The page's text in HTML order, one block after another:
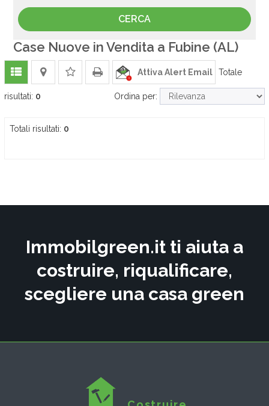
Case Nuove in Vendita a Fubine (AL)
Attiva Alert Email Totale
risultati: 0 Ordina per:
Totali risultati: 0
Immobilgreen.it ti aiuta a
costruire, riqualificare,
scegliere una casa green